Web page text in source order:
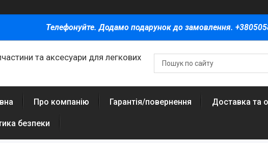
Телефонуйте. Додамо подарунок до замовлення.
та аксесуари для легкових
Про компанію Гарантія/повернення Доставка та
безпеки